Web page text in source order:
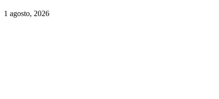
1 agosto, 2026